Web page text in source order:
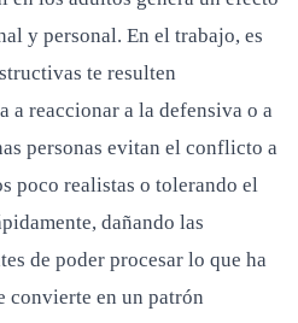
y personal. En el trabajo, es
te resulten
a reaccionar a la defensiva o a
personas evitan el conflicto a
poco realistas o tolerando el
dañando las
de poder procesar lo que ha
convierte en un patrón